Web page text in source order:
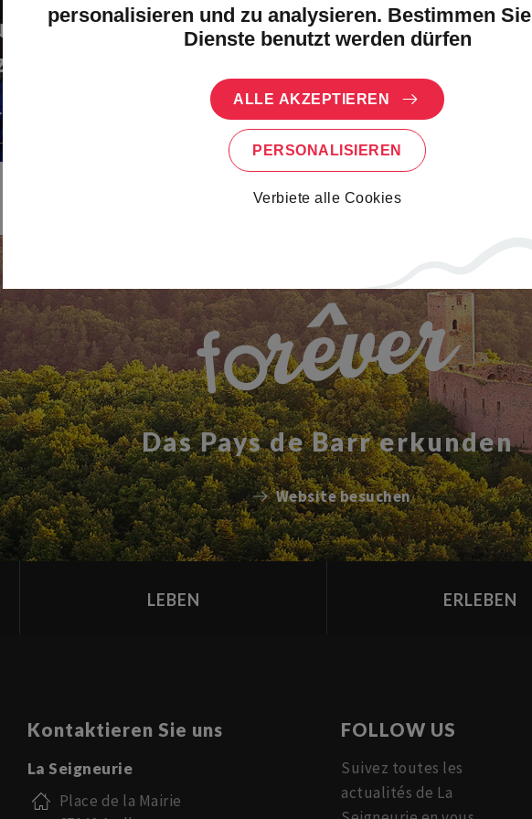
Das Pays de Barr erkunden
Website besuchen
LEBEN ERLEBEN
Kontaktieren Sie uns
La Seigneurie
Place de la Mairie
FOLLOW US
Suivez toutes les
actualités de La
personalisieren und zu analysieren. Bestimmen
Dienste benutzt werden dürfen
ALLE AKZEPTIEREN
PERSONALISIEREN
Verbiete alle Cookies